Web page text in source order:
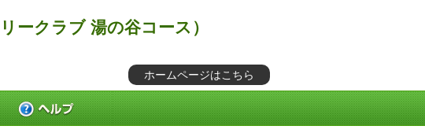
ークラブ 湯の谷コース）
ホームページはこちら